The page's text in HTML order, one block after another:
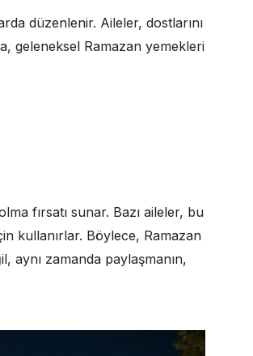
düzenlenir. Aileler, dostlarını
geleneksel Ramazan yemekleri
fırsatı sunar. Bazı aileler, bu
kullanırlar. Böylece, Ramazan
aynı zamanda paylaşmanın,